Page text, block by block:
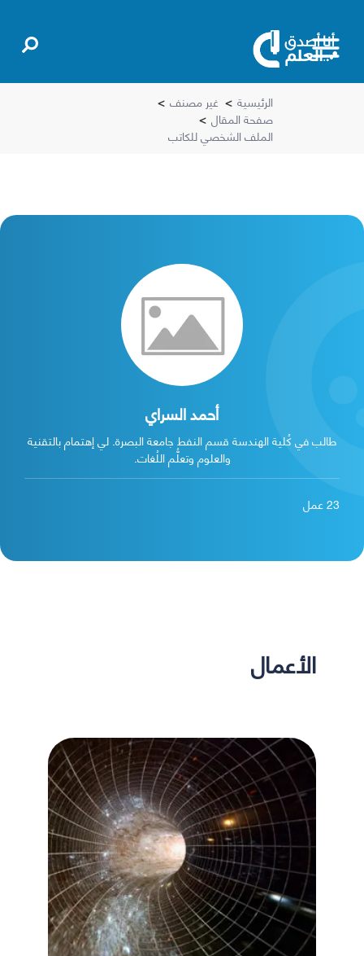
الرئيسية > غير مصنف >
صفحة المقال >
الملف الشخصي للكاتب
أحمد السراي
طالب في كُلية الهندسة قسم النفط جامعة البصرة. لي إهتمام بالتقنية
والعلوم وتعلُّم اللُغات.
23عمل
الأعمال